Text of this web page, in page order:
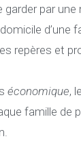
par
d’une
repères et
économique,
famille de